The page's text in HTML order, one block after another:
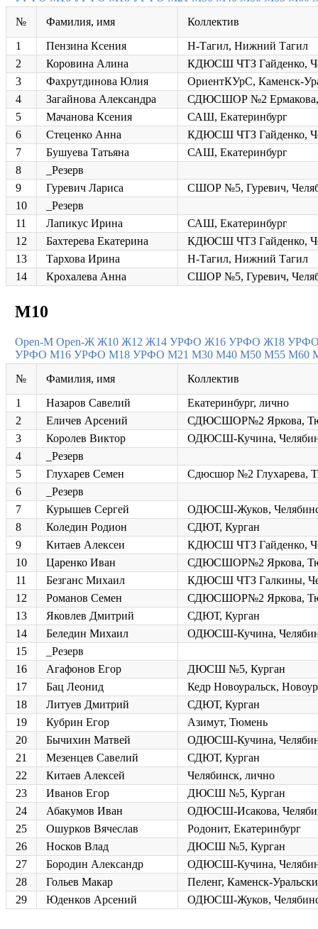
№ Фамилия, имя
Коллектив
1
Пензина Ксения
Н-Тагил, Нижний Тагил
2
Коровина Алина
КДЮСШ ЧТЗ Гайденко,
3
Фахрутдинова Юлия
ОриентКУрС, Каменск-
4
Загайнова Александра
СДЮСШОР №2 Ермакова,
5
Мачанова Ксения
САШ, Екатеринбург
6
Стеценко Анна
КДЮСШ ЧТЗ Гайденко,
7
Бушуева Татьяна
САШ, Екатеринбург
8
_Резерв
9
Гуревич Лариса
СШОР №5, Гуревич,
10
_Резерв
11
Лапикус Ирина
САШ, Екатеринбург
12
Бахтерева Екатерина
КДЮСШ ЧТЗ Гайденко,
13
Тархова Ирина
Н-Тагил, Нижний Тагил
14
Крохалева Анна СШОР №5, Гуревич,
М10
Open-M Open-Ж Ж10 Ж12 Ж14 УРФО Ж16 УРФО Ж18
УРФО М16 УРФО М18 УРФО М21 М30 М40 М50 М55 М60
№ Фамилия, имя
Коллектив
1
Назаров Савелий
Екатеринбург, лично
2
Еличев Арсений
СДЮСШОР№2 Яркова,
3
Королев Виктор
ОДЮСШ-Кучина,
4
_Резерв
5
Глухарев Семен
Сдюсшор №2 Глухарева,
6
_Резерв
7
Курышев Сергей
ОДЮСШ-Жуков,
8
Коледин Родион
СДЮТ, Курган
9
Китаев Алексеи
КДЮСШ ЧТЗ Гайденко,
10
Царенко Иван
СДЮСШОР№2 Яркова,
11
Безганс Михаил
КДЮСШ ЧТЗ Галкины,
12
Романов Семен
СДЮСШОР№2 Яркова,
13
Яковлев Дмитрий
СДЮТ, Курган
14
Беледин Михаил
ОДЮСШ-Кучина,
15
_Резерв
16
Агафонов Егор
ДЮСШ №5, Курган
17
Бац Леонид
Кедр Новоуральск,
18
Литуев Дмитрий
СДЮТ, Курган
19
Кубрин Егор
Азимут, Тюмень
20
Бычихин Матвей
ОДЮСШ-Кучина,
21
Мезенцев Савелий
СДЮТ, Курган
22
Китаев Алексей
Челябинск, лично
23
Иванов Егор
ДЮСШ №5, Курган
24
Абакумов Иван
ОДЮСШ-Исакова,
25
Ошурков Вячеслав
Родонит, Екатеринбург
26
Носков Влад
ДЮСШ №5, Курган
27
Бородин Александр
ОДЮСШ-Кучина,
28
Гольев Макар
Пеленг, Каменск-
29
Юденков Арсений ОДЮСШ-Жуков,